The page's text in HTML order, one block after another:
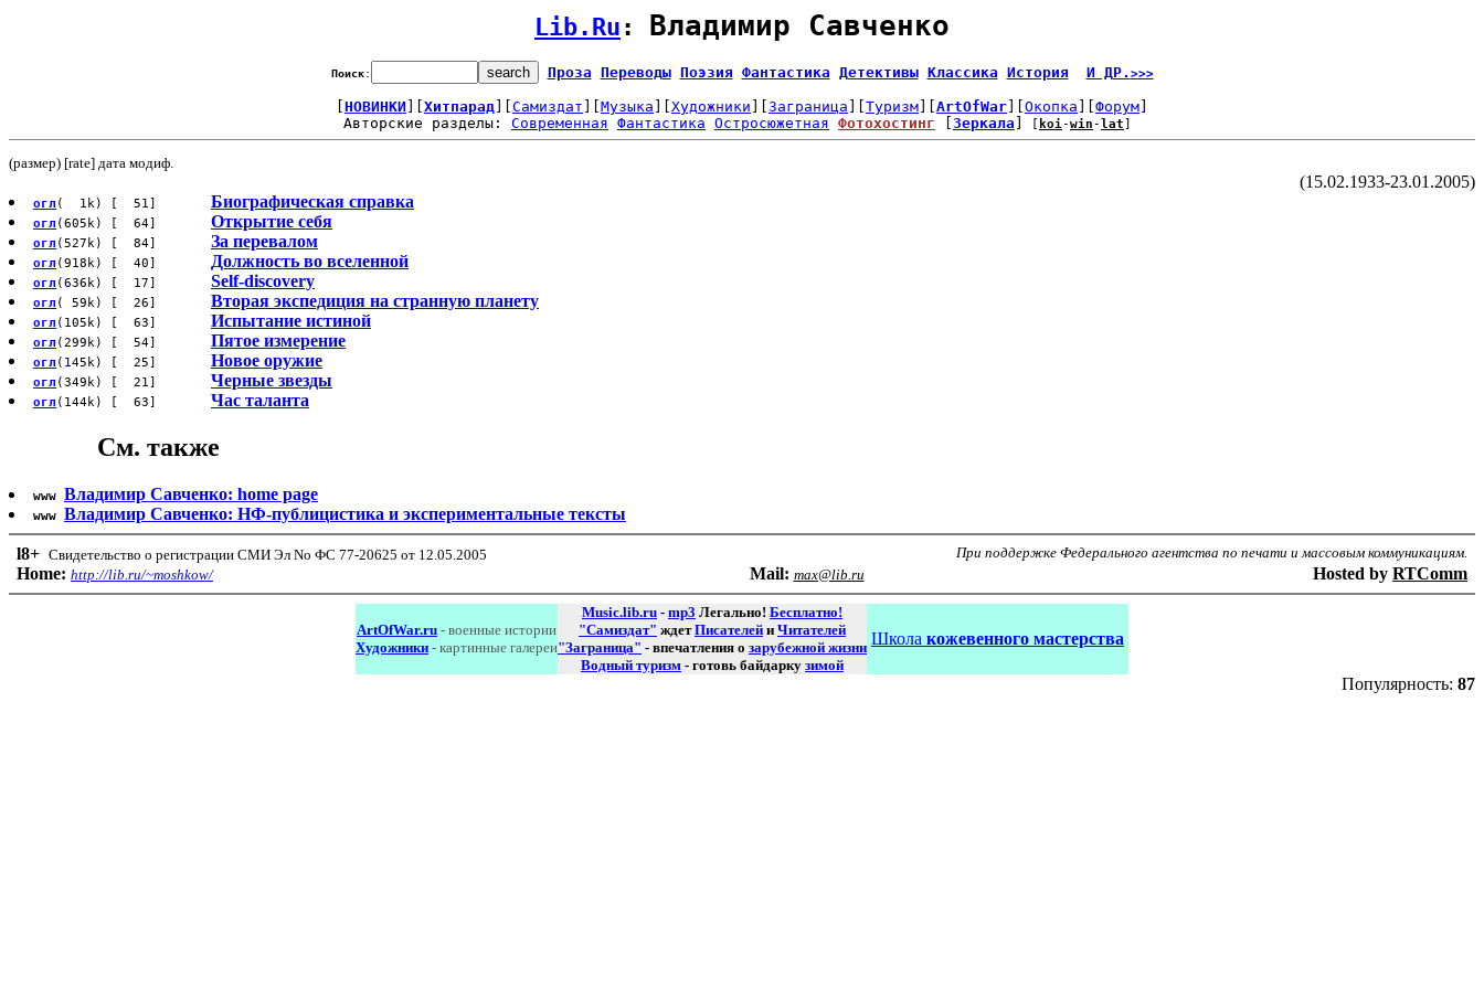
Lib.Ru : Владимир Савченко
Поиск: Проза Переводы Поэзия Фантастика Детективы Классика История И ДР. >>>
НОВИНКИ Хитпарад Самиздат Музыка Художники Заграница Туризм ArtOfWar Окопка Форум
Авторские разделы: Современная Фантастика Остросюжетная Фотохостинг Зеркала koi-win- lat
(размер) [rate] дата модиф.
(15.02.1933-23.01.2005)
огл ( 1k) [ 51] Биографическая справка
огл (605k) [ 64] Открытие себя
огл (527k) [ 84] За перевалом
огл (918k) [ 40] Должность во вселенной
огл (636k) [ 17] Self-discovery
огл ( 59k) [ 26] Вторая экспедиция на странную планету
огл (105k) [ 63] Испытание истиной
огл (299k) [ 54] Пятое измерение
огл (145k) [ 25] Новое оружие
огл (349k) [ 21] Черные звезды
огл (144k) [ 63] Час таланта
См. также
www Владимир Савченко: home page
www Владимир Савченко: НФ-публицистика и экспериментальные тексты
l8+ Свидетельство о регистрации СМИ Эл No ФС 77-20625 от 12.05.2005 При поддержке Федерального агентства по печати и массовым коммуникациям.
Home: http://lib.ru/~moshkow/ Маil: max@lib.ru Hosted by RTComm
ArtOfWar.ru - военные истории
Художники - картинные галереи
Music.lib.ru - mp3 Легально! Бесплатно!
"Самиздат" ждетПисателей и Читателей
"Заграница" - впечатления о зарубежной жизни
Водный туризм - готовь байдарку зимой
Школа кожевенного мастерства
Популярность: 87